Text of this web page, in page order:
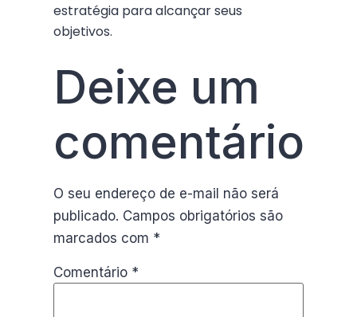
estratégia para alcançar seus
objetivos.
Deixe um
comentário
O seu endereço de e-mail não será
publicado. Campos obrigatórios são
marcados com *
Comentário *